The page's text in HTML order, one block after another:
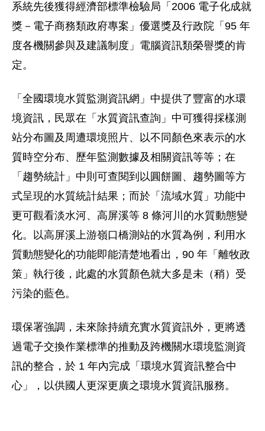
系統先後獲得經濟部標準檢驗局「2006 電子化成就
獎－電子商務類政府專案」優選獎及行政院「95 年
度各機關參與及建議制度」電腦資訊類榮譽獎的肯
定。
「全國環境水質監測資訊網」中提供了豐富的水環
境資訊，民眾在「水質資訊查詢」中可獲得採樣測
站分布圖及周遭環境照片、以不同顏色來表示的水
質時空分布、歷年監測數據及相關資訊等等；在
「趨勢統計」中則可查閱到以圓餅圖、趨勢圖等方
式呈現的水質統計結果；而於「流域水質」功能中
更可觀看淡水河、高屏溪等 8 條河川的水質動態變
化。以高屏溪上游嶺口橋測站的水質為例，利用水
質動態變化的功能即能清楚地看出，90 年「離牧政
策」執行後，此處的水質顏色就大多是未（稍）受
污染的藍色。
環保署強調，未來除持續充實水質資訊外，更將透
過電子交換作業標準的推動及跨機關水環境監測資
訊的整合，於 1 年內完成「環境水質資訊整合中
心」，以供國人更深更廣之環境水質資訊服務。